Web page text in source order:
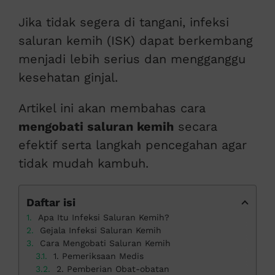
Jika tidak segera di tangani, infeksi
saluran kemih (ISK) dapat berkembang
menjadi lebih serius dan mengganggu
kesehatan ginjal.
Artikel ini akan membahas cara
mengobati saluran kemih secara
efektif serta langkah pencegahan agar
tidak mudah kambuh.
Daftar isi
Apa Itu Infeksi Saluran Kemih?
Gejala Infeksi Saluran Kemih
Cara Mengobati Saluran Kemih
1. Pemeriksaan Medis
2. Pemberian Obat-obatan